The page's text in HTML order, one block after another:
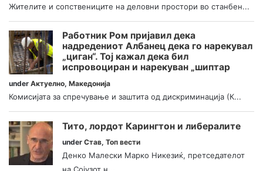
Жителите и сопствениците на деловни простори во станбен...
Работник Ром пријавил дека
надредениот Албанец дека го нарекувал
„циган“. Тој кажал дека бил
испровоциран и нарекуван „шиптар
under Актуелно, Македонија
Комисијата за спречување и заштита од дискриминација (К...
Тито, лордот Карингтон и либералите
under Став, Топ вести
Денко Малески Марко Никезиќ, претседателот